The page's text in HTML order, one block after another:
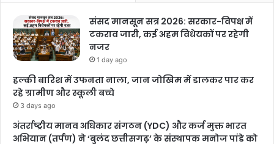
संसद मानसून सत्र 2026: सरकार-विपक्ष में
टकराव जारी, कई अहम विधेयकों पर रहेगी
नजर
1 day ago
हल्की बारिश में उफनता नाला, जान जोखिम में डालकर पार कर
रहे ग्रामीण और स्कूली बच्चे
3 days ago
अंतर्राष्ट्रीय मानव अधिकार संगठन (YDC) और कर्ज मुक्त भारत
अभियान (तर्पण) ने ‘बुलंद छत्तीसगढ़’ के संस्थापक मनोज पांडे को